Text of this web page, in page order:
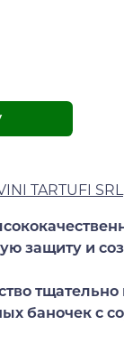
TARTUFI SRL
защиту и
баночек с